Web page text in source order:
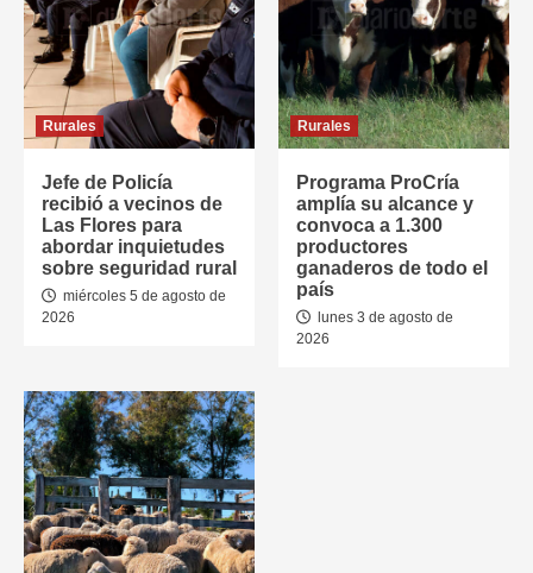
Rurales
Jefe de Policía
recibió a vecinos de
Las Flores para
abordar inquietudes
sobre seguridad rural
miércoles 5 de agosto de
2026
Rurales
Programa ProCría
amplía su alcance y
convoca a 1.300
productores
ganaderos de todo el
país
lunes 3 de agosto de
2026